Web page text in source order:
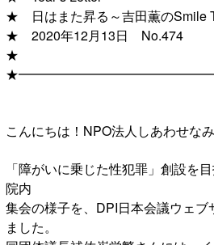
★ 日はまた昇る～吉田薫のSmile
★ 2020年12月13日 No.474
★
こんにちは！NPO法人しあわせなみ
「障がいに乗じた性犯罪」創設を
院内
集会の様子を、DPI日本会議ウェブ
ました。